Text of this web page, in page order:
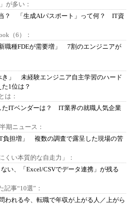
が多い：
？ 「生成AIパスポート」って何？ IT資
（6）：
職種FDEが需要増」 7割のエンジニアが
き」 未経験エンジニア自主学習のハード
1位は？
は：
たITベンダーは？ IT業界の就職人気企業
期ニュース：
負担増」 複数の調査で露呈した現場の苦
くい本質的な自走力」：
い、「Excel/CSVでデータ連携」が残る
事“10選”：
われる今、転職で年収が上がる人／上がら